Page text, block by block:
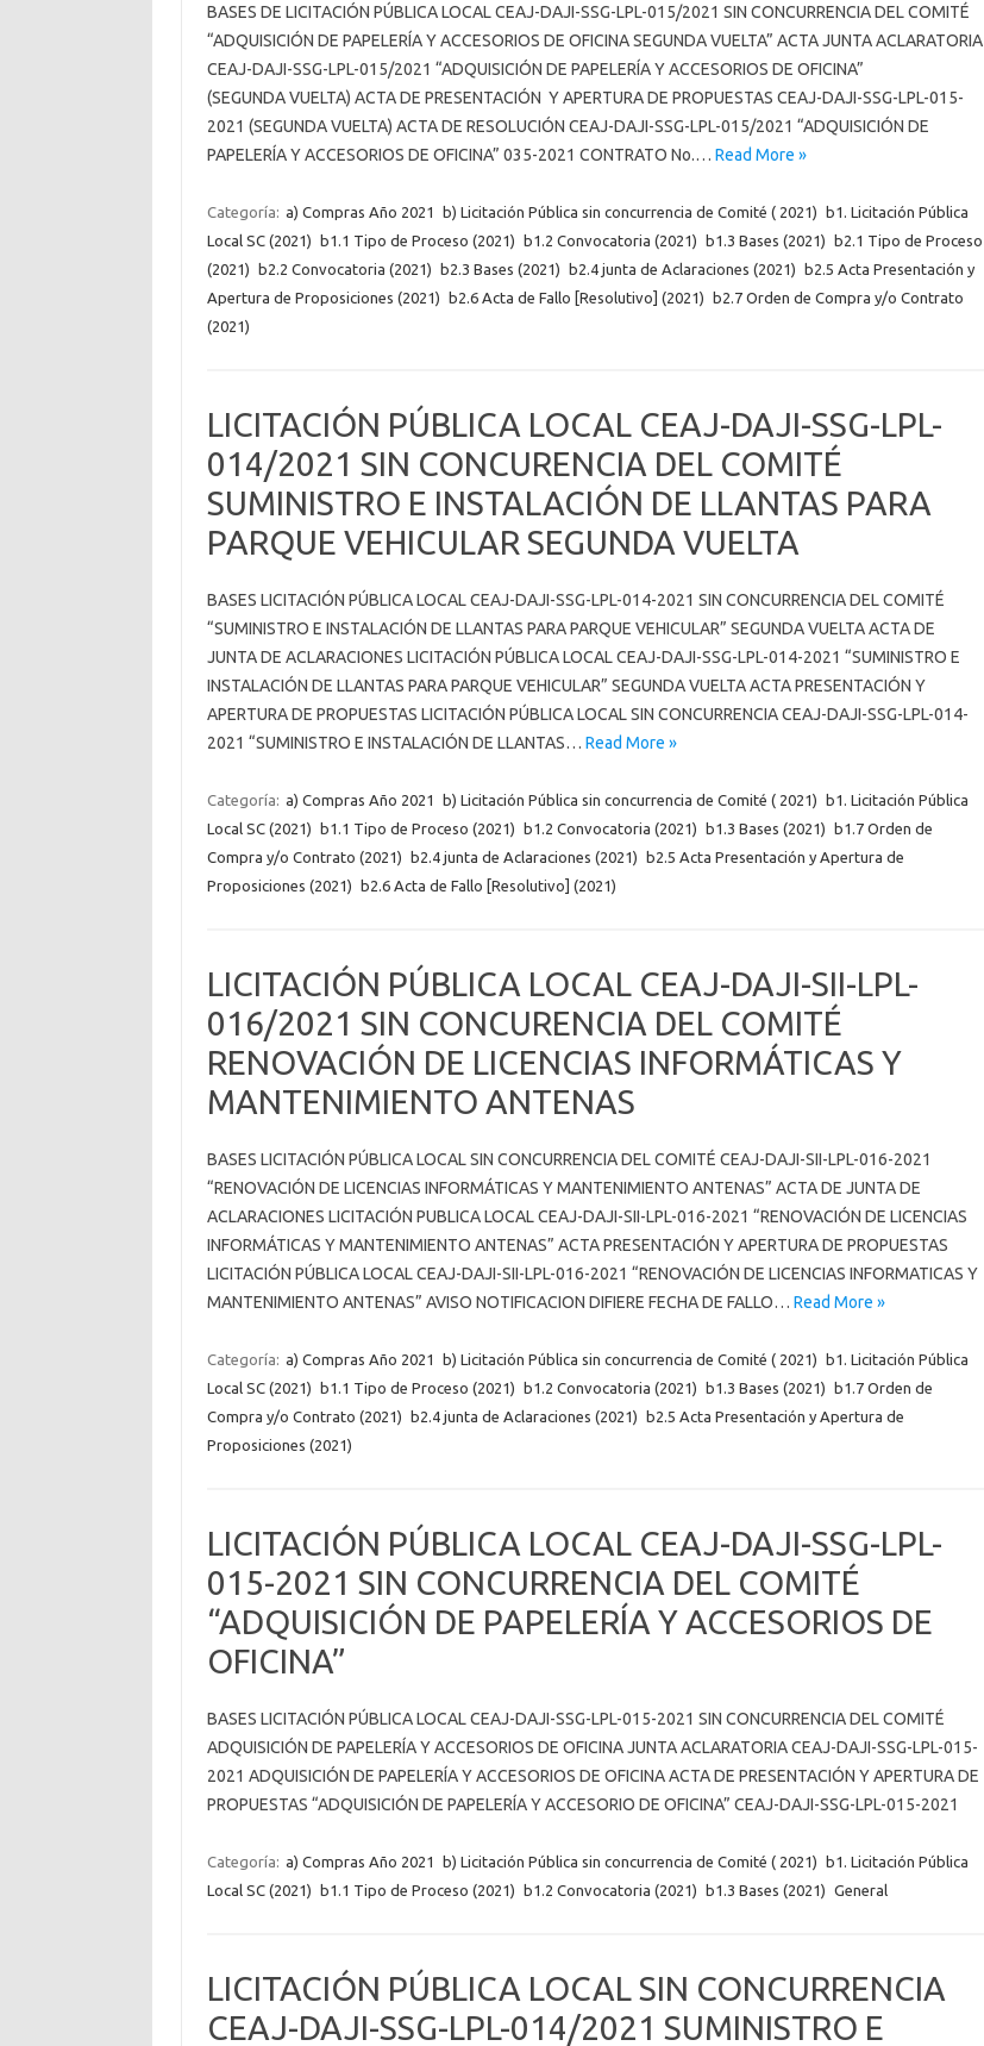
BASES DE LICITACIÓN PÚBLICA LOCAL CEAJ-DAJI-SSG-LPL-015/2021 SIN CONCURRENCIA DEL COMITÉ
“ADQUISICIÓN DE PAPELERÍA Y ACCESORIOS DE OFICINA SEGUNDA VUELTA” ACTA JUNTA ACLARATORIA
CEAJ-DAJI-SSG-LPL-015/2021 “ADQUISICIÓN DE PAPELERÍA Y ACCESORIOS DE OFICINA”
(SEGUNDA VUELTA) ACTA DE PRESENTACIÓN Y APERTURA DE PROPUESTAS CEAJ-DAJI-SSG-LPL-015-
2021 (SEGUNDA VUELTA) ACTA DE RESOLUCIÓN CEAJ-DAJI-SSG-LPL-015/2021 “ADQUISICIÓN DE
PAPELERÍA Y ACCESORIOS DE OFICINA” 035-2021 CONTRATO No.… Read More »
Categoría: a) Compras Año 2021 b) Licitación Pública sin concurrencia de Comité ( 2021) b1. Licitación Pública
Local SC (2021) b1.1 Tipo de Proceso (2021) b1.2 Convocatoria (2021) b1.3 Bases (2021) b2.1 Tipo de Proceso
(2021) b2.2 Convocatoria (2021) b2.3 Bases (2021) b2.4 junta de Aclaraciones (2021) b2.5 Acta Presentación y
Apertura de Proposiciones (2021) b2.6 Acta de Fallo [Resolutivo] (2021) b2.7 Orden de Compra y/o Contrato
(2021)
LICITACIÓN PÚBLICA LOCAL CEAJ-DAJI-SSG-LPL-
014/2021 SIN CONCURENCIA DEL COMITÉ
SUMINISTRO E INSTALACIÓN DE LLANTAS PARA
PARQUE VEHICULAR SEGUNDA VUELTA
BASES LICITACIÓN PÚBLICA LOCAL CEAJ-DAJI-SSG-LPL-014-2021 SIN CONCURRENCIA DEL COMITÉ
“SUMINISTRO E INSTALACIÓN DE LLANTAS PARA PARQUE VEHICULAR” SEGUNDA VUELTA ACTA DE
JUNTA DE ACLARACIONES LICITACIÓN PÚBLICA LOCAL CEAJ-DAJI-SSG-LPL-014-2021 “SUMINISTRO E
INSTALACIÓN DE LLANTAS PARA PARQUE VEHICULAR” SEGUNDA VUELTA ACTA PRESENTACIÓN Y
APERTURA DE PROPUESTAS LICITACIÓN PÚBLICA LOCAL SIN CONCURRENCIA CEAJ-DAJI-SSG-LPL-014-
2021 “SUMINISTRO E INSTALACIÓN DE LLANTAS… Read More »
Categoría: a) Compras Año 2021 b) Licitación Pública sin concurrencia de Comité ( 2021) b1. Licitación Pública
Local SC (2021) b1.1 Tipo de Proceso (2021) b1.2 Convocatoria (2021) b1.3 Bases (2021) b1.7 Orden de
Compra y/o Contrato (2021) b2.4 junta de Aclaraciones (2021) b2.5 Acta Presentación y Apertura de
Proposiciones (2021) b2.6 Acta de Fallo [Resolutivo] (2021)
LICITACIÓN PÚBLICA LOCAL CEAJ-DAJI-SII-LPL-
016/2021 SIN CONCURENCIA DEL COMITÉ
RENOVACIÓN DE LICENCIAS INFORMÁTICAS Y
MANTENIMIENTO ANTENAS
BASES LICITACIÓN PÚBLICA LOCAL SIN CONCURRENCIA DEL COMITÉ CEAJ-DAJI-SII-LPL-016-2021
“RENOVACIÓN DE LICENCIAS INFORMÁTICAS Y MANTENIMIENTO ANTENAS” ACTA DE JUNTA DE
ACLARACIONES LICITACIÓN PUBLICA LOCAL CEAJ-DAJI-SII-LPL-016-2021 “RENOVACIÓN DE LICENCIAS
INFORMÁTICAS Y MANTENIMIENTO ANTENAS” ACTA PRESENTACIÓN Y APERTURA DE PROPUESTAS
LICITACIÓN PÚBLICA LOCAL CEAJ-DAJI-SII-LPL-016-2021 “RENOVACIÓN DE LICENCIAS INFORMATICAS Y
MANTENIMIENTO ANTENAS” AVISO NOTIFICACION DIFIERE FECHA DE FALLO… Read More »
Categoría: a) Compras Año 2021 b) Licitación Pública sin concurrencia de Comité ( 2021) b1. Licitación Pública
Local SC (2021) b1.1 Tipo de Proceso (2021) b1.2 Convocatoria (2021) b1.3 Bases (2021) b1.7 Orden de
Compra y/o Contrato (2021) b2.4 junta de Aclaraciones (2021) b2.5 Acta Presentación y Apertura de
Proposiciones (2021)
LICITACIÓN PÚBLICA LOCAL CEAJ-DAJI-SSG-LPL-
015-2021 SIN CONCURRENCIA DEL COMITÉ
“ADQUISICIÓN DE PAPELERÍA Y ACCESORIOS DE
OFICINA”
BASES LICITACIÓN PÚBLICA LOCAL CEAJ-DAJI-SSG-LPL-015-2021 SIN CONCURRENCIA DEL COMITÉ
ADQUISICIÓN DE PAPELERÍA Y ACCESORIOS DE OFICINA JUNTA ACLARATORIA CEAJ-DAJI-SSG-LPL-015-
2021 ADQUISICIÓN DE PAPELERÍA Y ACCESORIOS DE OFICINA ACTA DE PRESENTACIÓN Y APERTURA DE
PROPUESTAS “ADQUISICIÓN DE PAPELERÍA Y ACCESORIO DE OFICINA” CEAJ-DAJI-SSG-LPL-015-2021
Categoría: a) Compras Año 2021 b) Licitación Pública sin concurrencia de Comité ( 2021) b1. Licitación Pública
Local SC (2021) b1.1 Tipo de Proceso (2021) b1.2 Convocatoria (2021) b1.3 Bases (2021) General
LICITACIÓN PÚBLICA LOCAL SIN CONCURRENCIA
CEAJ-DAJI-SSG-LPL-014/2021 SUMINISTRO E